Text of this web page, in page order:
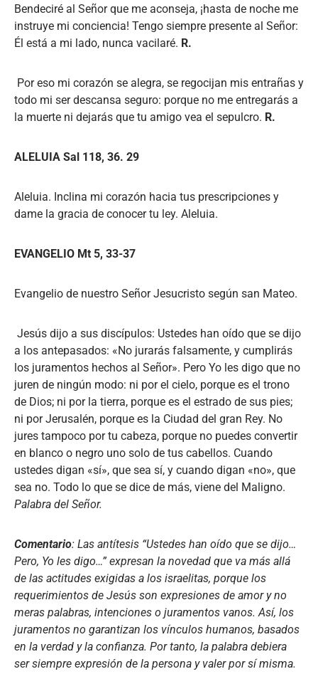
Bendeciré al Señor que me aconseja, ¡hasta de noche me
instruye mi conciencia! Tengo siempre presente al Señor:
Él está a mi lado, nunca vacilaré. R.
Por eso mi corazón se alegra, se regocijan mis entrañas y
todo mi ser descansa seguro: porque no me entregarás a
la muerte ni dejarás que tu amigo vea el sepulcro. R.
ALELUIA Sal 118, 36. 29
Aleluia. Inclina mi corazón hacia tus prescripciones y
dame la gracia de conocer tu ley. Aleluia.
EVANGELIO Mt 5, 33-37
Evangelio de nuestro Señor Jesucristo según san Mateo.
Jesús dijo a sus discípulos: Ustedes han oído que se dijo
a los antepasados: «No jurarás falsamente, y cumplirás
los juramentos hechos al Señor». Pero Yo les digo que no
juren de ningún modo: ni por el cielo, porque es el trono
de Dios; ni por la tierra, porque es el estrado de sus pies;
ni por Jerusalén, porque es la Ciudad del gran Rey. No
jures tampoco por tu cabeza, porque no puedes convertir
en blanco o negro uno solo de tus cabellos. Cuando
ustedes digan «sí», que sea sí, y cuando digan «no», que
sea no. Todo lo que se dice de más, viene del Maligno.
Palabra del Señor.
Comentario: Las antítesis “Ustedes han oído que se dijo…
Pero, Yo les digo…” expresan la novedad que va más allá
de las actitudes exigidas a los israelitas, porque los
requerimientos de Jesús son expresiones de amor y no
meras palabras, intenciones o juramentos vanos. Así, los
juramentos no garantizan los vínculos humanos, basados
en la verdad y la confianza. Por tanto, la palabra debiera
ser siempre expresión de la persona y valer por sí misma.